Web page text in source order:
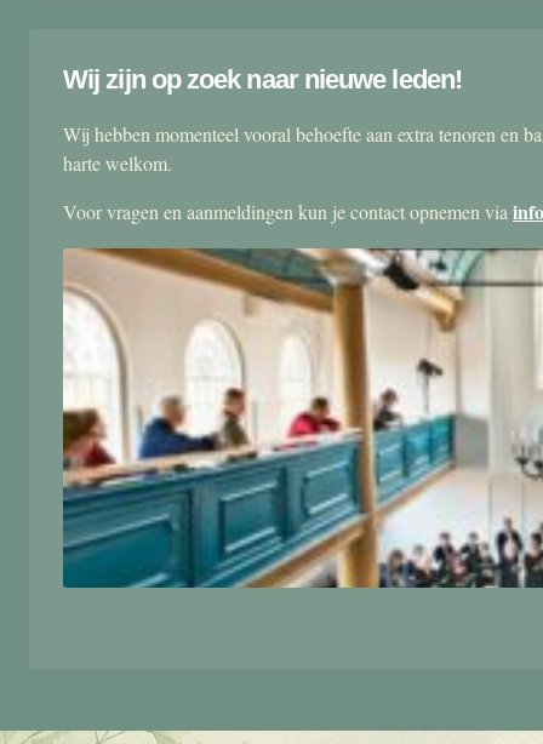
Wij zijn op zoek naar nieuwe leden!
Wij hebben momenteel vooral behoefte aan extra tenoren en
harte welkom.
Voor vragen en aanmeldingen kun je contact opnemen via